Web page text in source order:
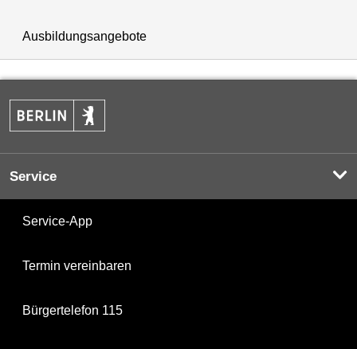
Ausbildungsangebote
Service
Service-App
Termin vereinbaren
Bürgertelefon 115